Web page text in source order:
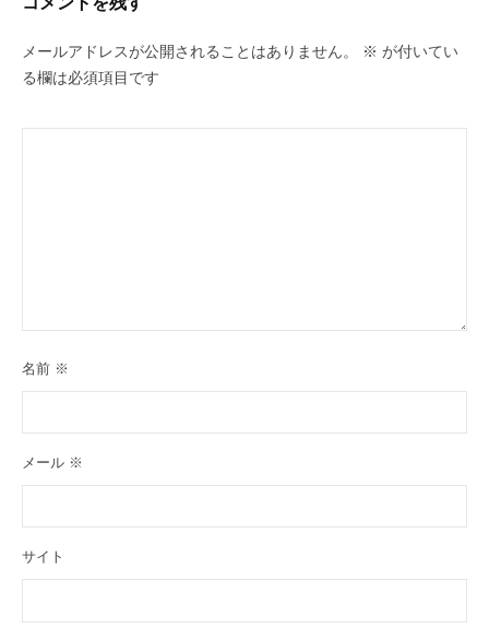
メールアドレスが公開されることはありません。 ※ が付いてい
る欄は必須項目です
名前 ※
メール ※
サイト